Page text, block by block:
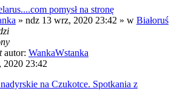
pomysł na stronę
» ndz 13 wrz, 2020 23:42 » w Białoruś
autor: WankaWstanka
2020 23:42
na Czukotce. Spotkania z